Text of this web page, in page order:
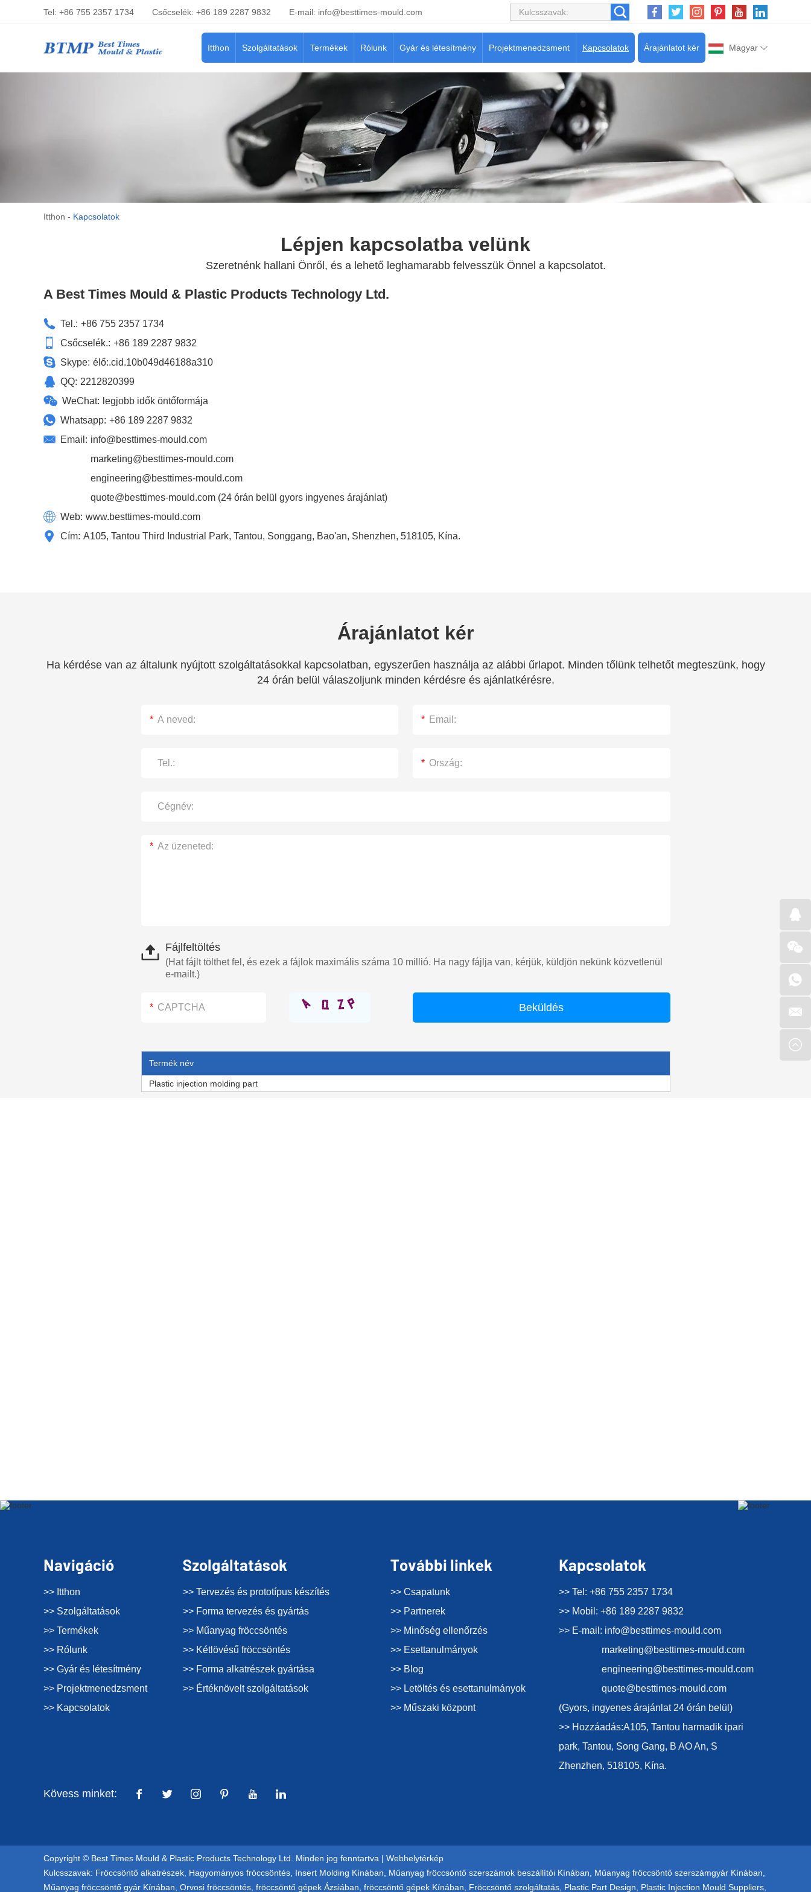
Tel: +86 755 2357 1734 Csőcselék: +86 189 2287 9832 E-mail: info@besttimes-mould.com
Magyar
Árajánlatot kér
Itthon Szolgáltatások Termékek Rólunk Gyár és létesítmény Projektmenedzsment Kapcsolatok
Itthon - Kapcsolatok
Lépjen kapcsolatba velünk
Szeretnénk hallani Önről, és a lehető leghamarabb felvesszük Önnel a kapcsolatot.
A Best Times Mould & Plastic Products Technology Ltd.
Tel.: +86 755 2357 1734
Csőcselék.: +86 189 2287 9832
Skype: élő:.cid.10b049d46188a310
QQ: 2212820399
WeChat: legjobb idők öntőformája
Whatsapp: +86 189 2287 9832
Email: info@besttimes-mould.com
marketing@besttimes-mould.com
engineering@besttimes-mould.com
quote@besttimes-mould.com (24 órán belül gyors ingyenes árajánlat)
Web: www.besttimes-mould.com
Cím: A105, Tantou Third Industrial Park, Tantou, Songgang, Bao'an, Shenzhen, 518105, Kína.
Árajánlatot kér
Ha kérdése van az általunk nyújtott szolgáltatásokkal kapcsolatban, egyszerűen használja az alábbi űrlapot. Minden tőlünk telhetőt megteszünk, hogy
24 órán belül válaszoljunk minden kérdésre és ajánlatkérésre.
Fájlfeltöltés
(Hat fájlt tölthet fel, és ezek a fájlok maximális száma 10 millió. Ha nagy fájlja van, kérjük, küldjön nekünk közvetlenül
e-mailt.)
Termék név
Plastic injection molding part
Navigáció
>> Itthon
>> Szolgáltatások
>> Termékek
>> Rólunk
>> Gyár és létesítmény
>> Projektmenedzsment
>> Kapcsolatok
Szolgáltatások
>> Tervezés és prototípus készítés
>> Forma tervezés és gyártás
>> Műanyag fröccsöntés
>> Kétlövésű fröccsöntés
>> Forma alkatrészek gyártása
>> Értéknövelt szolgáltatások
További linkek
>> Csapatunk
>> Partnerek
>> Minőség ellenőrzés
>> Esettanulmányok
>> Blog
>> Letöltés és esettanulmányok
>> Műszaki központ
Kapcsolatok
>> Tel: +86 755 2357 1734
>> Mobil: +86 189 2287 9832
>> E-mail: info@besttimes-mould.com
marketing@besttimes-mould.com
engineering@besttimes-mould.com
quote@besttimes-mould.com
(Gyors, ingyenes árajánlat 24 órán belül)
>> Hozzáadás:A105, Tantou harmadik ipari
park, Tantou, Song Gang, B AO An, S
Zhenzhen, 518105, Kína.
Kövess minket:
Copyright © Best Times Mould & Plastic Products Technology Ltd. Minden jog fenntartva | Webhelytérkép
Kulcsszavak: Fröccsöntő alkatrészek Hagyományos fröccsöntés Insert Molding Kínában Műanyag fröccsöntő szerszámok beszállítói Kínában Műanyag fröccsöntő szerszámgyár Kínában
Műanyag fröccsöntő gyár Kínában Orvosi fröccsöntés fröccsöntő gépek Ázsiában fröccsöntő gépek Kínában Fröccsöntő szolgáltatás Plastic Part Design Plastic Injection Mould Suppliers